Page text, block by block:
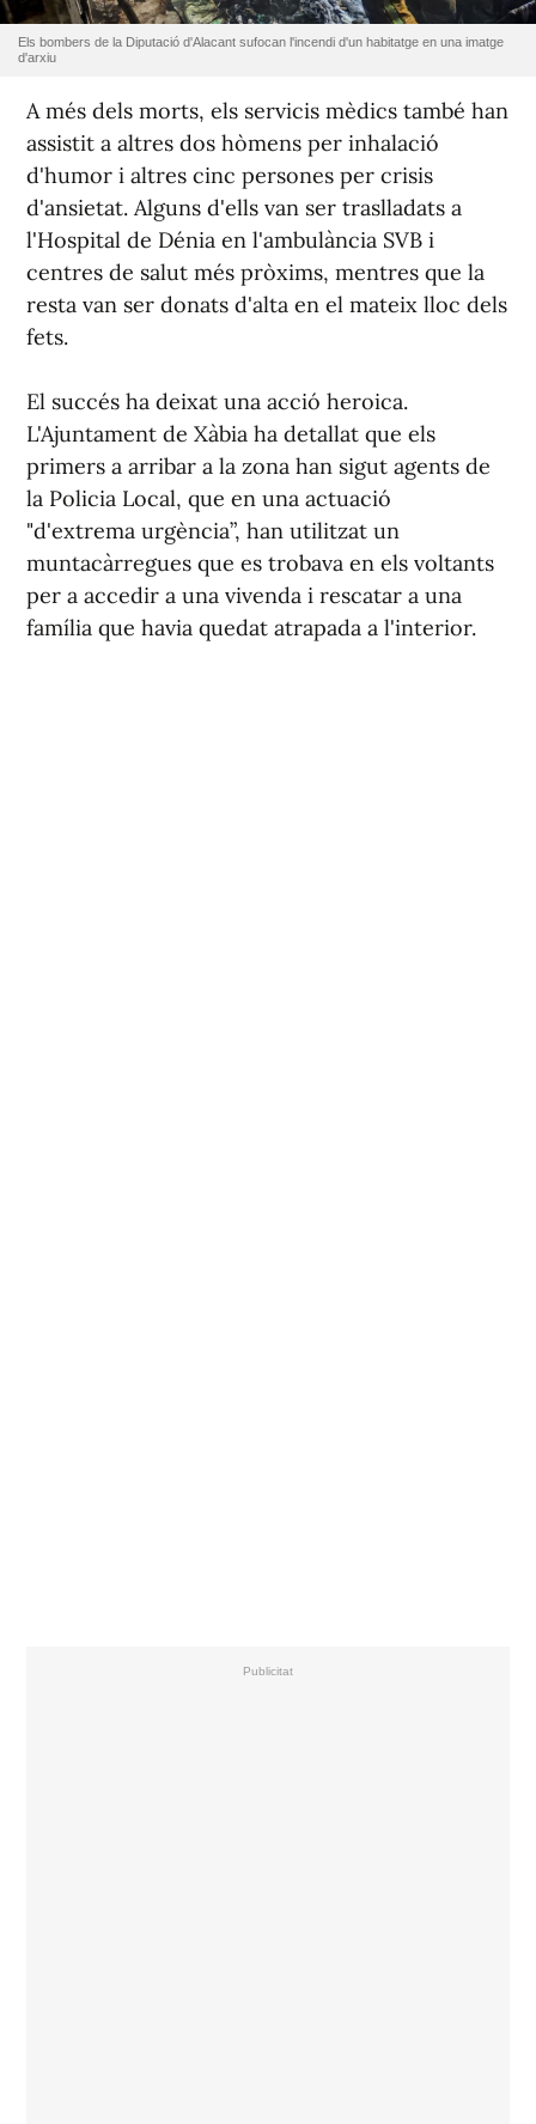
Els bombers de la Diputació d'Alacant sufocan l'incendi d'un habitatge en una imatge
d'arxiu
A més dels morts, els servicis mèdics també han
assistit a altres dos hòmens per inhalació
d'humor i altres cinc persones per crisis
d'ansietat. Alguns d'ells van ser traslladats a
l'Hospital de Dénia en l'ambulància SVB i
centres de salut més pròxims, mentres que la
resta van ser donats d'alta en el mateix lloc dels
fets.
El succés ha deixat una acció heroica.
L'Ajuntament de Xàbia ha detallat que els
primers a arribar a la zona han sigut agents de
la Policia Local, que en una actuació
"d'extrema urgència”, han utilitzat un
muntacàrregues que es trobava en els voltants
per a accedir a una vivenda i rescatar a una
família que havia quedat atrapada a l'interior.